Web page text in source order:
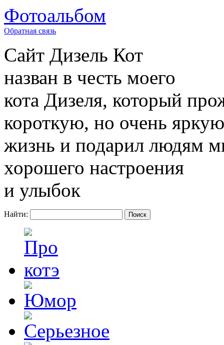
Фотоальбом
Обратная связь
Сайт Дизель Кот
назван в честь моего
кота Дизеля, который
короткую, но очень яркую
жизнь и подарил людям
хорошего настроения
и улыбок
Найти: